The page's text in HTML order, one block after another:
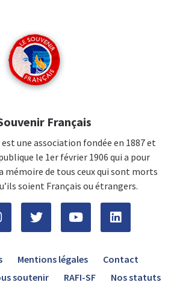
Français
est une association fondée en 1887 et
le 1er février 1906 qui a pour
mémoire de tous ceux qui sont morts
soient Français ou étrangers.
Mentions légales
Contact
soutenir RAFI-SF Nos statuts